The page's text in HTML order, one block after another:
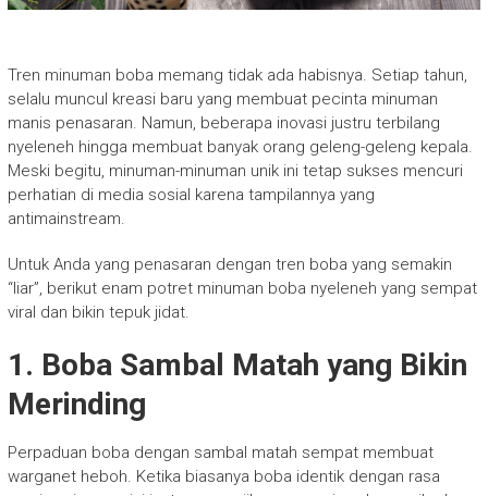
Tren minuman boba memang tidak ada habisnya. Setiap tahun,
selalu muncul kreasi baru yang membuat pecinta minuman
manis penasaran. Namun, beberapa inovasi justru terbilang
nyeleneh hingga membuat banyak orang geleng-geleng kepala.
Meski begitu, minuman-minuman unik ini tetap sukses mencuri
perhatian di media sosial karena tampilannya yang
antimainstream.
Untuk Anda yang penasaran dengan tren boba yang semakin
“liar”, berikut enam potret minuman boba nyeleneh yang sempat
viral dan bikin tepuk jidat.
1. Boba Sambal Matah yang Bikin
Merinding
Perpaduan boba dengan sambal matah sempat membuat
warganet heboh. Ketika biasanya boba identik dengan rasa